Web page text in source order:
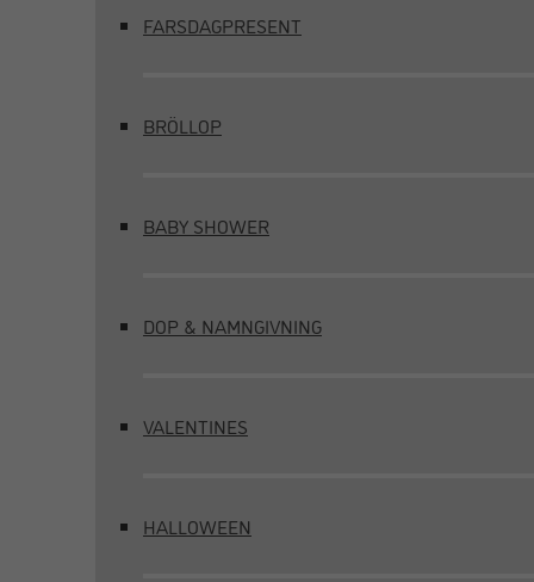
FARSDAGPRESENT
BRÖLLOP
BABY SHOWER
DOP & NAMNGIVNING
VALENTINES
HALLOWEEN